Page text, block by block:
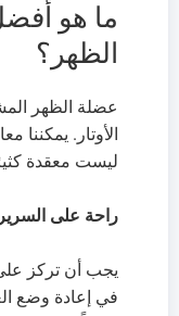
ما هو
الظهر؟
عضلة الظهر
الأوتار. يمكننا
ليست معقدة
راحة على السرير
يجب أن تركز
في إعادة وضع